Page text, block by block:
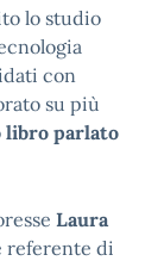
lo studio
con
su più
libro parlato
Laura
referente di